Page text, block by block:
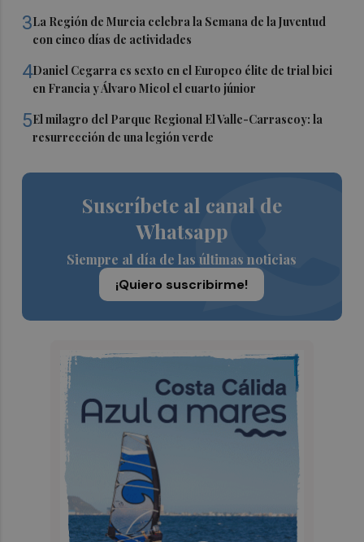
3La Región de Murcia celebra la Semana de la Juventud
con cinco días de actividades
4Daniel Cegarra es sexto en el Europeo élite de trial bici
en Francia y Álvaro Micol el cuarto júnior
5El milagro del Parque Regional El Valle-Carrascoy: la
resurrección de una legión verde
Suscríbete al canal de
Whatsapp
Siempre al día de las últimas noticias
¡Quiero suscribirme!